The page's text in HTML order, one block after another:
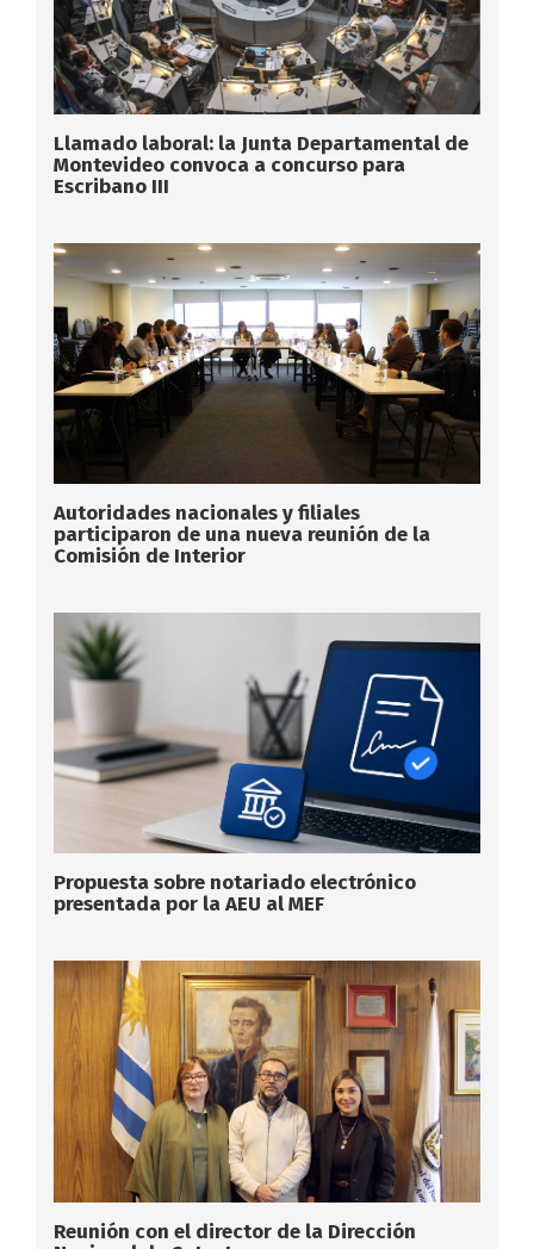
Llamado laboral: la Junta Departamental de
Montevideo convoca a concurso para
Escribano III
Autoridades nacionales y filiales
participaron de una nueva reunión de la
Comisión de Interior
Propuesta sobre notariado electrónico
presentada por la AEU al MEF
Reunión con el director de la Dirección